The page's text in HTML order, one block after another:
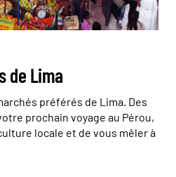
de Lima
préférés de Lima. Des
prochain voyage au Pérou,
locale et de vous mêler à